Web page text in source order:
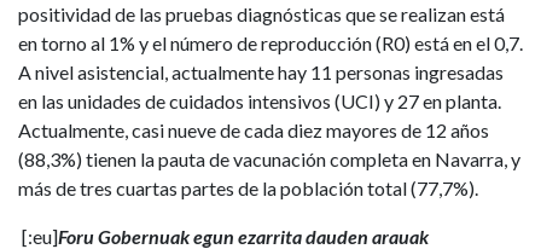
positividad de las pruebas diagnósticas que se realizan está
en torno al 1% y el número de reproducción (R0) está en el 0,7.
A nivel asistencial, actualmente hay 11 personas ingresadas
en las unidades de cuidados intensivos (UCI) y 27 en planta.
Actualmente, casi nueve de cada diez mayores de 12 años
(88,3%) tienen la pauta de vacunación completa en Navarra, y
más de tres cuartas partes de la población total (77,7%).
[:eu]Foru Gobernuak egun ezarrita dauden arauak